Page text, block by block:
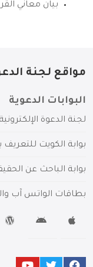
بيان معاني
مواقع لجنة
البوابات الدعوية
لجنة الدعوة الإلكترونية
بوابة الكويت للتعريف
بوابة الباحث عن
بطاقات الواتس آب